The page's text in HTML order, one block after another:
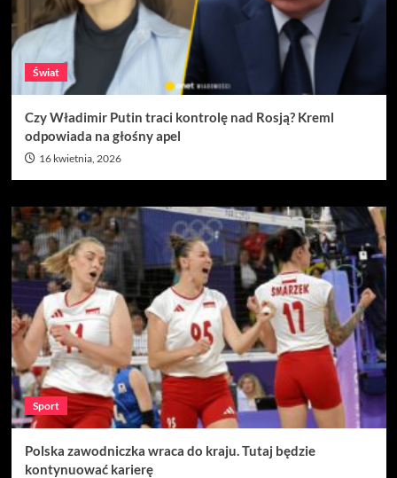
Świat
Czy Władimir Putin traci kontrolę nad Rosją? Kreml
odpowiada na głośny apel
16 kwietnia, 2026
Sport
Polska zawodniczka wraca do kraju. Tutaj będzie
kontynuować karierę